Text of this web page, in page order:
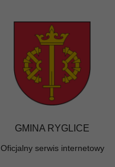
GMINA RYGLICE
Oficjalny serwis internetowy